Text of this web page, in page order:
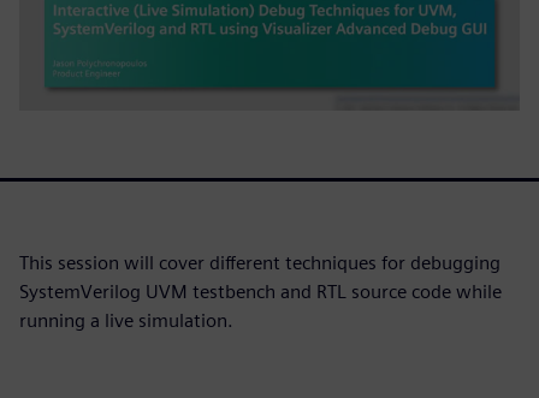
This session will cover different techniques for debugging
SystemVerilog UVM testbench and RTL source code while
running a live simulation.